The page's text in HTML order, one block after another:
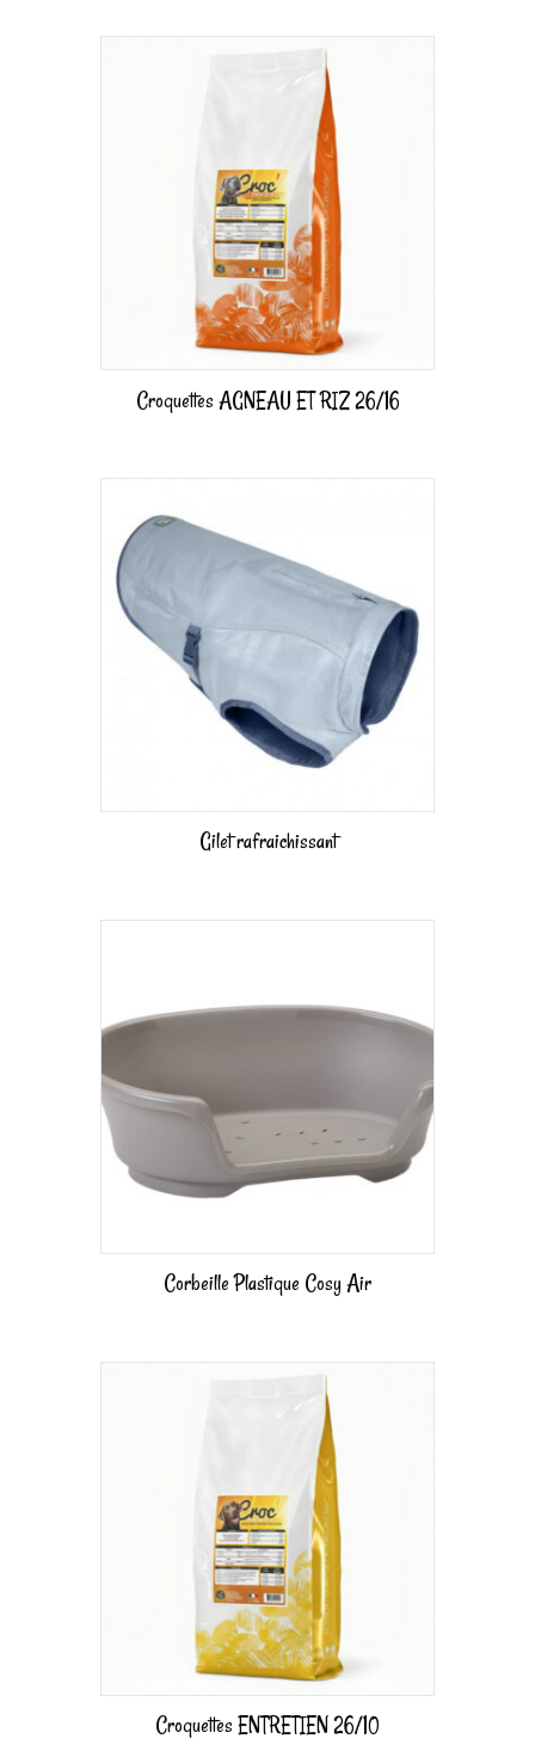
Croquettes AGNEAU ET RIZ 26/16
Gilet rafraichissant
Corbeille Plastique Cosy Air
Croquettes ENTRETIEN 26/10